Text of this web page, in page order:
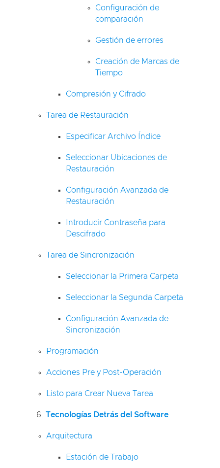
Configuración de
comparación
Gestión de errores
Creación de Marcas de
Tiempo
Compresión y Cifrado
Tarea de Restauración
Especificar Archivo Índice
Seleccionar Ubicaciones de
Restauración
Configuración Avanzada de
Restauración
Introducir Contraseña para
Descifrado
Tarea de Sincronización
Seleccionar la Primera Carpeta
Seleccionar la Segunda Carpeta
Configuración Avanzada de
Sincronización
Programación
Acciones Pre y Post-Operación
Listo para Crear Nueva Tarea
Tecnologías Detrás del Software
Arquitectura
Estación de Trabajo